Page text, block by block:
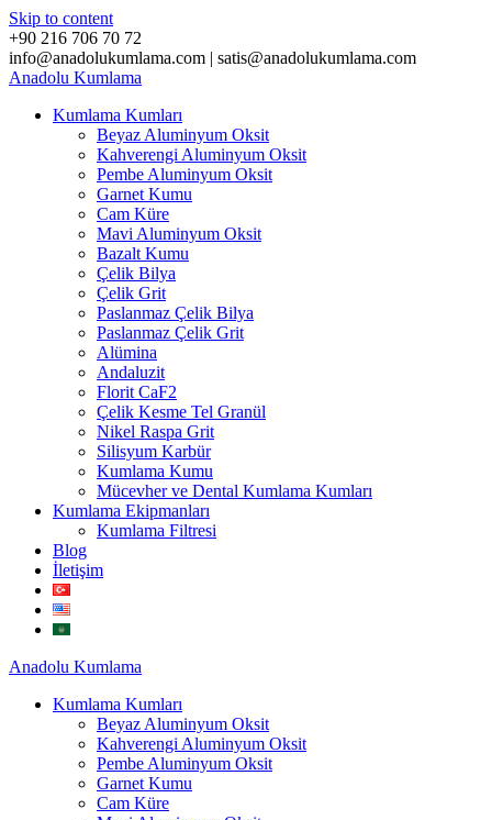
Skip to content
+90 216 706 70 72
info@anadolukumlama.com | satis@anadolukumlama.com
Anadolu Kumlama
Kumlama Kumları
Beyaz Aluminyum Oksit
Kahverengi Aluminyum Oksit
Pembe Aluminyum Oksit
Garnet Kumu
Cam Küre
Mavi Aluminyum Oksit
Bazalt Kumu
Çelik Bilya
Çelik Grit
Paslanmaz Çelik Bilya
Paslanmaz Çelik Grit
Alümina
Andaluzit
Florit CaF2
Çelik Kesme Tel Granül
Nikel Raspa Grit
Silisyum Karbür
Kumlama Kumu
Mücevher ve Dental Kumlama Kumları
Kumlama Ekipmanları
Kumlama Filtresi
Blog
İletişim
Anadolu Kumlama
Kumlama Kumları
Beyaz Aluminyum Oksit
Kahverengi Aluminyum Oksit
Pembe Aluminyum Oksit
Garnet Kumu
Cam Küre